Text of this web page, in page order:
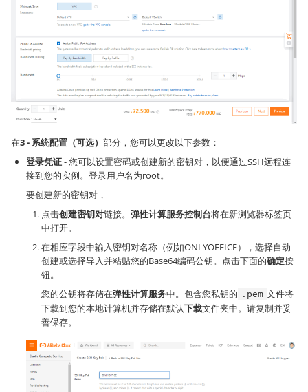
在3 - 系统配置（可选） 部分，您可以更改以下参数：
登录凭证- 您可以设置密码或创建新的密钥对，以便通过SSH远程连
接到您的实例。登录用户名为root。
要创建新的密钥对，
点击创建密钥对链接。 弹性计算服务控制台将在新浏览器标签页
中打开。
在相应字段中输入密钥对名称（例如ONLYOFFICE），选择自动
创建或选择导入并粘贴您的Base64编码公钥。点击下面的确定按
钮。
您的公钥将存储在弹性计算服务中。包含您私钥的 .pem 文件将
下载到您的本地计算机并存储在默认下载文件夹中。请复制并妥
善保存。